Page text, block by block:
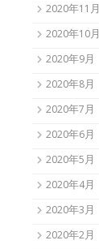
2020年11月
2020年10月
2020年9月
2020年8月
2020年7月
2020年6月
2020年5月
2020年4月
2020年3月
2020年2月